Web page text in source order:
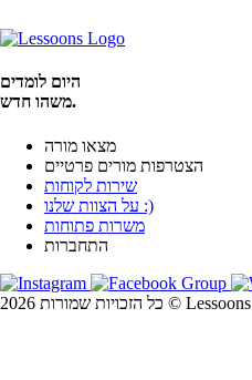
היום לומדים
משהו חדש.
מצאו מורה
הצטרפות מורים פרטיים
שירות לקוחות
על הצוות שלנו :)
משרות פתוחות
התחברות
כל הזכויות שמורות 2026 © Lessoons